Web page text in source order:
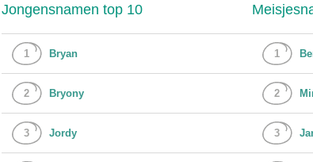
Jongensnamen top 10
1 Bryan
2 Bryony
3 Jordy
1
2
3